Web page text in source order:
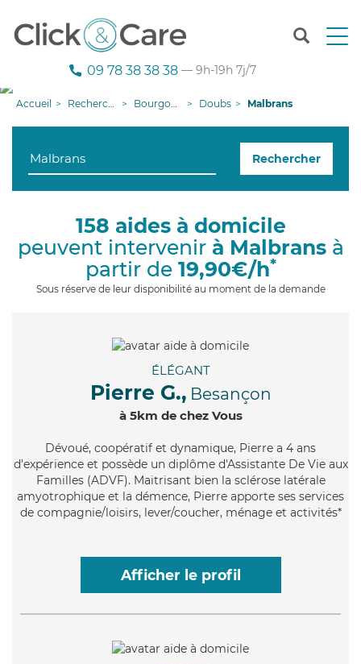
T
n
g
i
09 78 38 38 38 — 9h-19h 7j/7
Accueil Recherche aide à domicile Bourgogne-Franche-Comté Doubs Malbrans
Rechercher
158 aides à domicile
peuvent intervenir à Malbransà
partir de 19,90€/h*
Sous réserve de leur disponibilité au moment de la demande
ÉLÉGANT
Pierre G., Besançon
à 5km de chez Vous
Dévoué, coopératif et dynamique, Pierre a 4 ans
d'expérience et possède un diplôme d'Assistante De Vie aux
Familles (ADVF). Maitrisant bien la sclérose latérale
amyotrophique et la démence, Pierre apporte ses services
de compagnie/loisirs, lever/coucher, ménage et activités*
Afficher le profil